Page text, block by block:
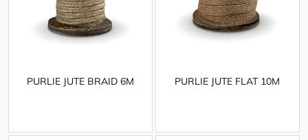
PURLIE JUTE BRAID 6M PURLIE JUTE FLAT 10M